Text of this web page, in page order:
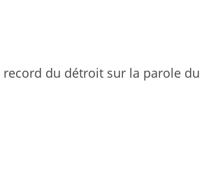
record du détroit sur la parole du